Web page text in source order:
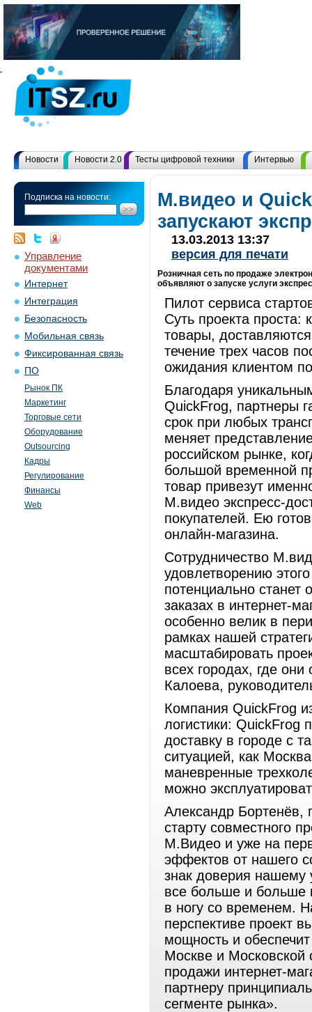
Новости Новости 2.0 Тесты цифровой техники Интервью
Подписка на новости:
Управление
документами
Интернет
Интеграция
Безопасность
Мобильная связь
Фиксированная связь
ПО
Рынок ПК
Маркетинг
Торговые сети
Оборудование
Outsourcing
Кадры
Регулирование
Финансы
Web
М.видео и
запускают
13.03.2013 13:37
версия для печати
Розничная сеть по продаже
объявляют о запуске услуги
Пилот сервиса
Суть проекта
товары,
течение трех часов
ожидания клиентом
Благодаря
QuickFrog, партнеры
срок при любых
меняет
российском рынке,
большой временной
товар привезут
М.видео экспресс-
покупателей. Ею
онлайн-магазина.
Сотрудничество
удовлетворению
потенциально станет
заказах в интернет-
особенно велик в
рамках нашей
масштабировать
всех городах, где
Калоева,
Компания QuickFrog
логистики: QuickFrog
доставку в городе с
ситуацией, как
маневренные
можно
Александр Бортенёв,
старту совместного
М.Видео и уже на
эффектов от нашего
знак доверия нашему
все больше и больше
в ногу со временем.
перспективе проект
мощность и
Москве и
продажи интернет-
партнеру
сегменте рынка».